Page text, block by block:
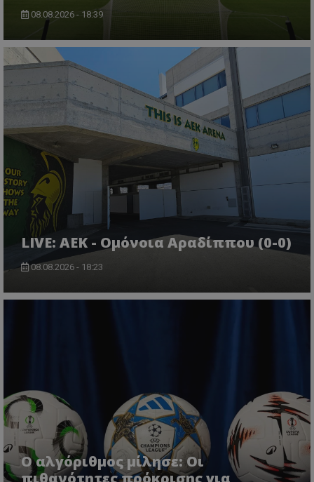
08.08.2026 - 18:39
LIVE: ΑΕΚ - Ομόνοια Αραδίππου (0-0)
08.08.2026 - 18:23
Ο αλγόριθμος μίλησε: Οι
πιθανότητες πρόκρισης για